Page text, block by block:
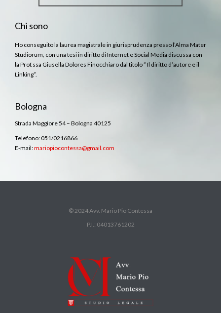
Chi sono
Ho conseguito la laurea magistrale in giurisprudenza presso l’Alma Mater
Studiorum, con una tesi in diritto di Internet e Social Media discussa con
la Prof.ssa Giusella Dolores Finocchiaro dal titolo ” Il diritto d’autore e il
Linking”.
Bologna
Strada Maggiore 54 – Bologna 40125
Telefono: 051/0216866
E-mail:mariopiocontessa@gmail.com
© 2024 Avv. Mario Pio Contessa
P.I.: 04013761202